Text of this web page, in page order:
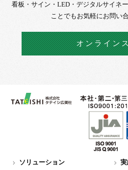
看板・サイン・LED・デジタルサイネ
ことでもお気軽にお問い
オンライン
ソリューション